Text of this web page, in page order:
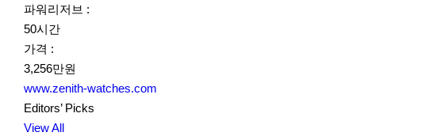
파워리저브 :
50시간
가격 :
3,256만원
www.zenith-watches.com
Editors’ Picks
View All